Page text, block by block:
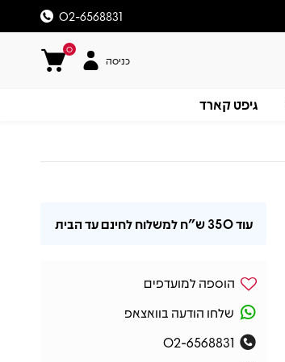
02-6568831
0
כניסה
גיפט קארד
עוד350 ש"ח למשלוח לחינם עד הבית
הוספה למועדפים
שלחו הודעה בוואצאפ
02-6568831